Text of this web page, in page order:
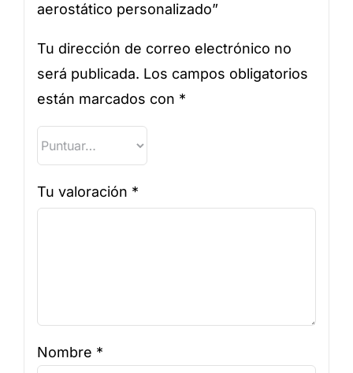
aerostático personalizado”
Tu dirección de correo electrónico no
será publicada. Los campos obligatorios
están marcados con *
Tu valoración *
Nombre *